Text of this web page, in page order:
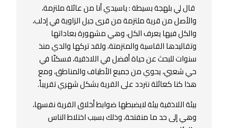
قال لي بلهجة بسيطة : ياسيدي أنا من عائلة ملتزمة،
والأصل من قرية ملتزمة من قرى جبل الزاوية في إدلب،
والكل فيها يعرف الكل، وهي مشهورة بعاداتها
وتقاليدها القاسية والمتزمتة، ولقد تركها والدي منذ
سنوات للبحث عن حياة أفضل في اللاذقية، فسكنّا في
حي شعبي، يحوي من جميع الأطياف والمناطق، ومع
هذا كنا كعائلة نتردد على القرية بشكل شهري تقريباً.
بيئة اللاذقية بيئة لايضبطها ضوابط أخلاق القرية نفسها،
وهي إلى حد ما منفتحة، وذلك بسبب اختلاط الناس